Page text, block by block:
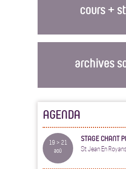
cours +
archives
AGENDA
19 > 21
aoû
STAGE CHANT
St Jean En